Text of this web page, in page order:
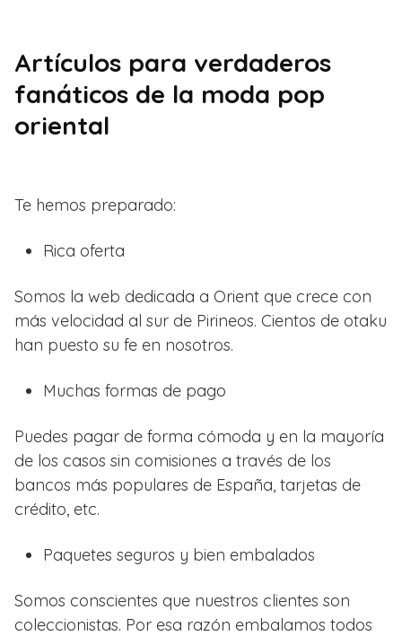
Artículos para verdaderos
fanáticos de la moda pop
oriental
Te hemos preparado:
Rica oferta
Somos la web dedicada a Orient que crece con
más velocidad al sur de Pirineos. Cientos de otaku
han puesto su fe en nosotros.
Muchas formas de pago
Puedes pagar de forma cómoda y en la mayoría
de los casos sin comisiones a través de los
bancos más populares de España, tarjetas de
crédito, etc.
Paquetes seguros y bien embalados
Somos conscientes que nuestros clientes son
coleccionistas. Por esa razón embalamos todos